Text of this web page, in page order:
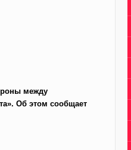
между
Об этом сообщает